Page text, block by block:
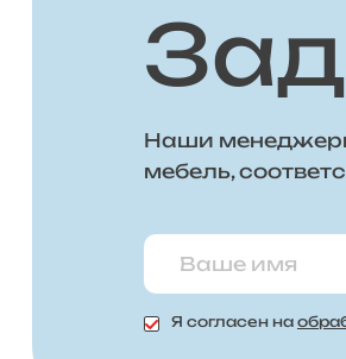
Наши менеджеры
мебель,
Я согласен на